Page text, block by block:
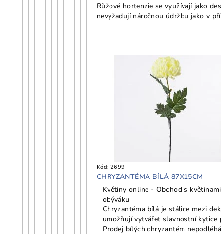
Růžové hortenzie se využívají jako
nevyžadují náročnou údržbu jako v
Kód: 2699
CHRYZANTÉMA BÍLÁ 87X15CM
Květiny online - Obchod s
obýváku
Chryzantéma bílá je stálice mezi
umožňují vytvářet slavnostní
Prodej bílých chryzantém